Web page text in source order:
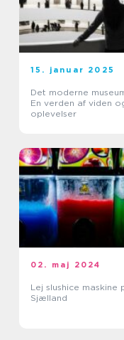
15. januar 2025
Det moderne
En verden af viden
oplevelser
02. maj 2024
Lej slushice maskine
Sjælland